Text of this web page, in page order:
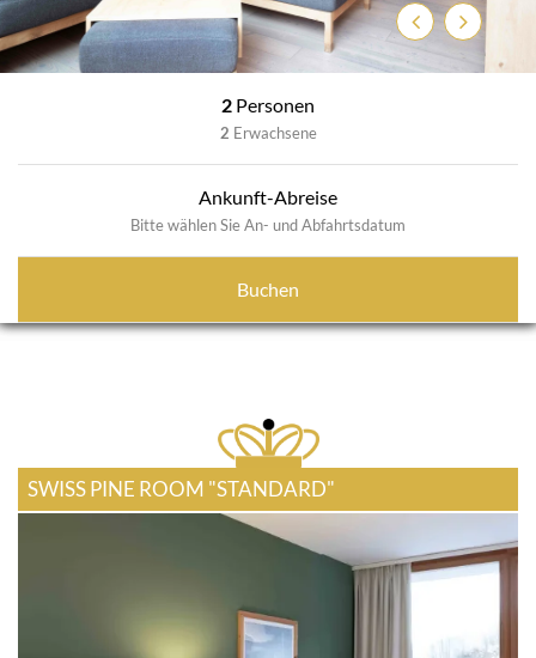
ZurückWeiter
2 Personen
2 Erwachsene
Ankunft-Abreise
Bitte wählen Sie An- und Abfahrtsdatum
Buchen
SWISS PINE ROOM "STANDARD"